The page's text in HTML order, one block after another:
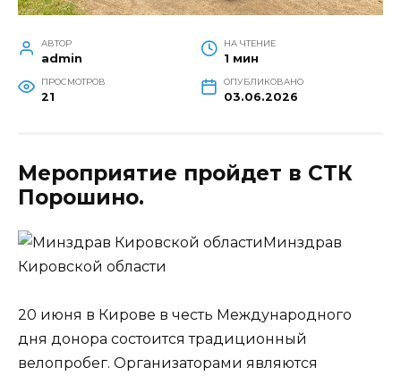
АВТОР
admin
НА ЧТЕНИЕ
1 мин
ПРОСМОТРОВ
21
ОПУБЛИКОВАНО
03.06.2026
Мероприятие пройдет в СТК
Порошино.
Минздрав
Кировской области
20 июня в Кирове в честь Международного
дня донора состоится традиционный
велопробег. Организаторами являются